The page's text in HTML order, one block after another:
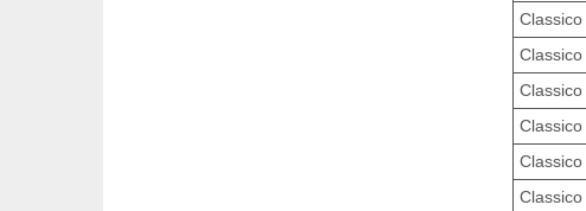
Classico
Classico
Classico
Classico
Classico
Classico